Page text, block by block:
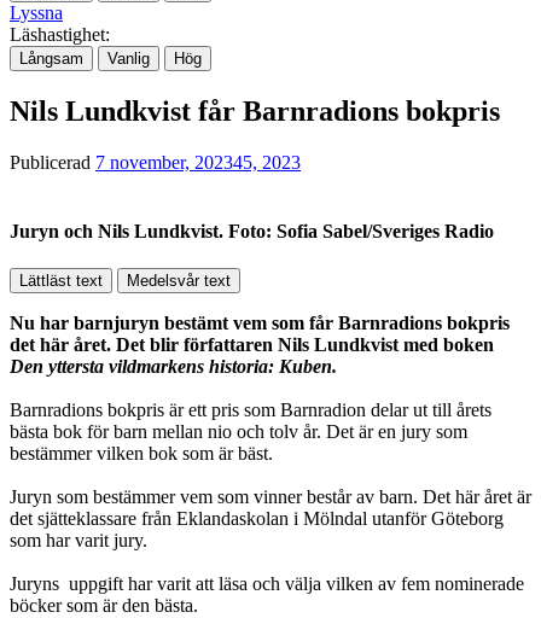
Lyssna
Läshastighet:
Långsam Vanlig Hög
Nils Lundkvist får Barnradions bokpris
Publicerad 7 november, 202345, 2023
Juryn och Nils Lundkvist. Foto: Sofia Sabel/Sveriges Radio
Lättläst text Medelsvår text
Nu har barnjuryn bestämt vem som får Barnradions bokpris
det här året. Det blir författaren Nils Lundkvist med boken
Den yttersta vildmarkens historia: Kuben.
Barnradions bokpris är ett pris som Barnradion delar ut till årets
bästa bok för barn mellan nio och tolv år. Det är en jury som
bestämmer vilken bok som är bäst.
Juryn som bestämmer vem som vinner består av barn. Det här året är
det sjätteklassare från Eklandaskolan i Mölndal utanför Göteborg
som har varit jury.
Juryns uppgift har varit att läsa och välja vilken av fem nominerade
böcker som är den bästa.